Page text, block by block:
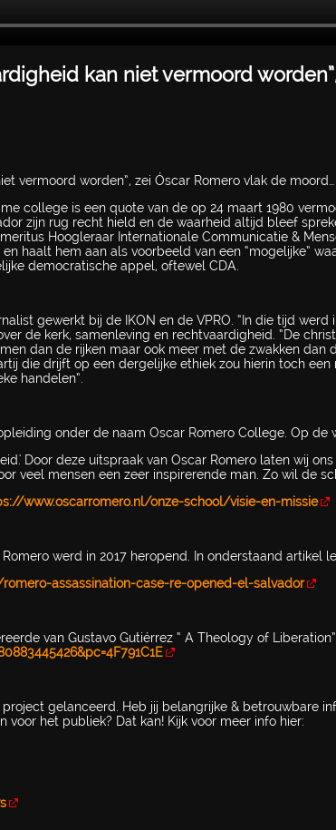
kan niet vermoord
vermoord worden”, zei Óscar Romero vlak de moord…
college is een quote van de op 24 maart 1980
zijn rug recht hield en de waarheid altijd bleef
Hoogleraar Internationale Communicatie &
haalt hem aan als voorbeeld van een “mogelijke”
democratische appel, oftewel CDA.
gewerkt bij de IKON en de VPRO. “In die tijd
de kerk, samenleving en rechtvaardigheid. “De
dan de rijken maar ook meer met de zwakken dan
die drijft op een dergelijke ethiek zou hierin toch
handelen”.
onder de naam Oscar Romero College. Op
Door deze uitspraak van Oscar Romero laten wij
veel mensen een zeer inspirerende man. Zo wil de
www.oscarromero.nl/onze-school/visie-en-missie
werd in 2017 heropend. In onderstaand artikel
assassination-case-re-opened-el-salvador
van Gustavo Gutiérrez “ A Theology of
gelanceerd. Heb jij belangrijke & betrouwbare
het publiek? Dat kan! Kijk voor meer info hier: